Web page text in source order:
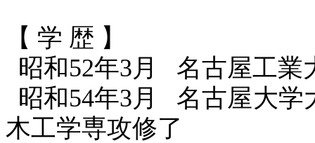
【 学 歴 】
昭和52年3月
名古屋工業
昭和54年3月
名古屋大学
木工学専攻修了